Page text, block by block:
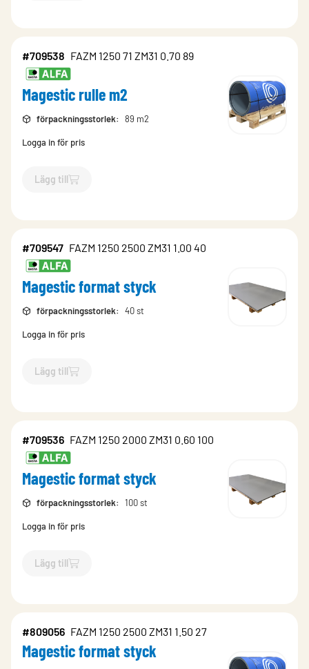
#709538 FAZM 1250 71 ZM31 0.70 89
Magestic rulle m2
förpackningsstorlek: 89 m2
Logga in för pris
Lägg till
`$Lägg till
#709547 FAZM 1250 2500 ZM31 1.00 40
Magestic format styck
förpackningsstorlek: 40 st
Logga in för pris
Lägg till
`$Lägg till
#709536 FAZM 1250 2000 ZM31 0.60 100
Magestic format styck
förpackningsstorlek: 100 st
Logga in för pris
Lägg till
`$Lägg till
#809056 FAZM 1250 2500 ZM31 1.50 27
Magestic format styck